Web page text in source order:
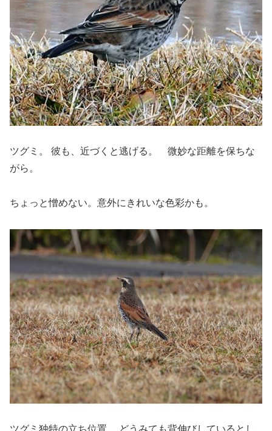
ツグミ。 彼も、近づくと逃げる。 微妙な距離を保ちな
がら。
ちょっと憎めない。意外にきれいな色彩かも。